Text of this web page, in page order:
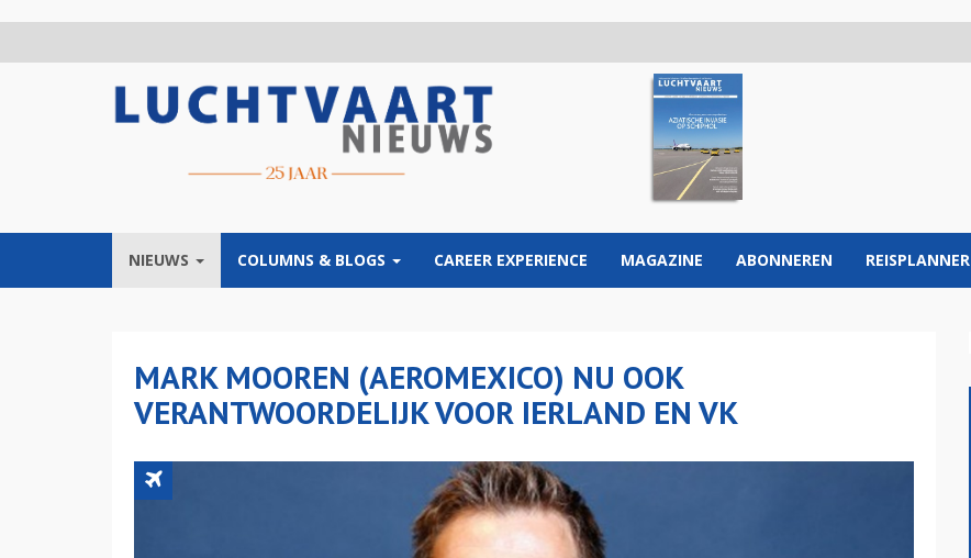
NIEUWS COLUMNS & BLOGS CAREER EXPERIENCE MAGAZINE ABONNEREN REISPLANNER
MARK MOOREN (AEROMEXICO) NU OOK
VERANTWOORDELIJK VOOR IERLAND EN VK